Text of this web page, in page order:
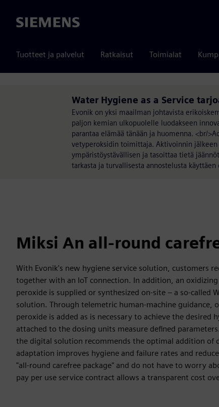
Siemens
Tuotteet ja palvelut Ratkaisut Toimialat
Water Hygiene as a Service
Evonik on yksi maailman johtavista
paljon kemian ulkopuolelle luodakseen
parantaa elämää tänään ja huomenna. <br/
vetyperoksidin toimittaja. Aktivoinnin
ympäristöystävällisen ja tasoittaa tietä
tarkasta ja turvallisesta annostelusta
Miksi An all-round
With Evonik's new hygiene service solution, customers
together with an IoT connection. In addition, an
peroxide is supplied or synthesized on-site – a so-called
solution. Through telemetric human-machine guidance,
peroxide is added as is necessary to achieve the desired
attached to the dosing units measure defined
the digital solution recommends the optimal addition of
adaptation improves hygiene and failure rates and
"all-round carefree package" and do not have to worry
pay per use service contract allows a transparent cost